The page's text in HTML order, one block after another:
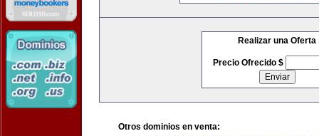
Realizar una Oferta
Precio Ofrecido $
Otros dominios en venta: